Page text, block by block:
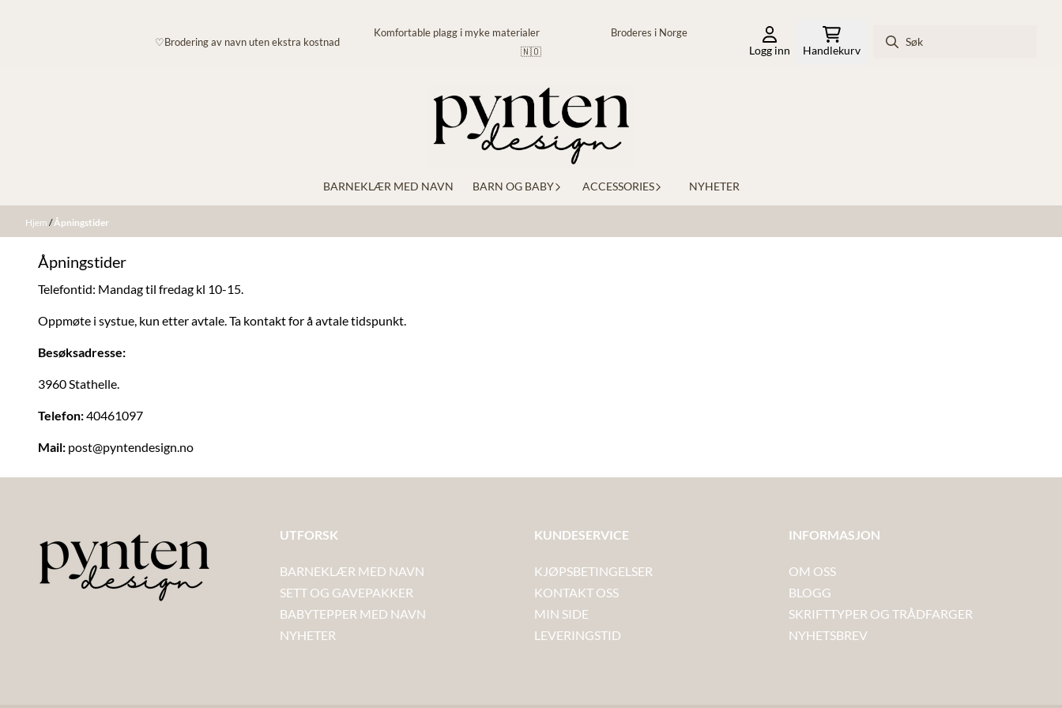
♡Brodering av navn uten ekstra kostnad
Komfortable plagg i myke materialer Broderes i Norge
🇳🇴
Logg inn Handlekurv
BARNEKLÆR MED NAVN BARN OG BABY ACCESSORIES NYHETER
Hjem /Åpningstider
Åpningstider
Telefontid: Mandag til fredag kl 10-15.
Oppmøte i systue, kun etter avtale. Ta kontakt for å avtale tidspunkt.
Besøksadresse:
3960 Stathelle.
Telefon:40461097
Mail: post@pyntendesign.no
UTFORSK
BARNEKLÆR MED NAVN
SETT OG GAVEPAKKER
BABYTEPPER MED NAVN
NYHETER
KUNDESERVICE
KJØPSBETINGELSER
KONTAKT OSS
MIN SIDE
LEVERINGSTID
INFORMASJON
OM OSS
BLOGG
SKRIFTTYPER OG TRÅDFARGER
NYHETSBREV